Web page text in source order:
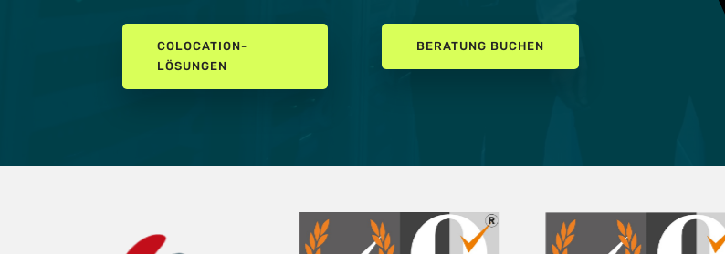
COLOCATION-
LÖSUNGEN
BERATUNG BUCHEN